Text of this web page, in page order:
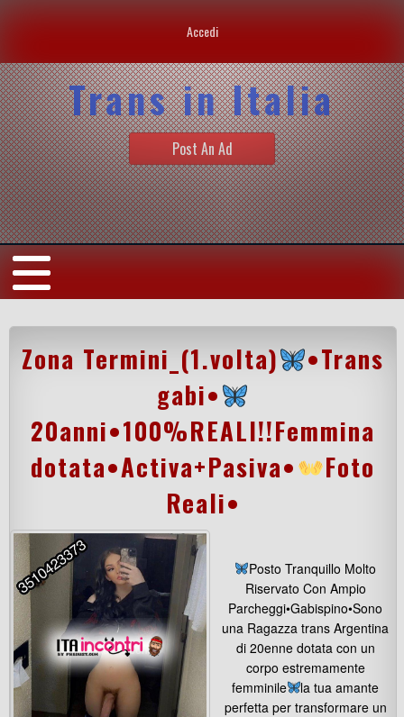
Accedi
Trans in Italia
Post An Ad
Zona Termini_(1.volta)
•Trans
gabi•
20anni•100%REALI!!Femmina
dotata•Activa+Pasiva•
Foto
Reali•
Posto Tranquillo Molto
Riservato Con Ampio
Parcheggi•Gabispino•Sono
una Ragazza trans Argentina
di 20enne dotata con un
corpo estremamente
femminile
la tua amante
perfetta per transformare un